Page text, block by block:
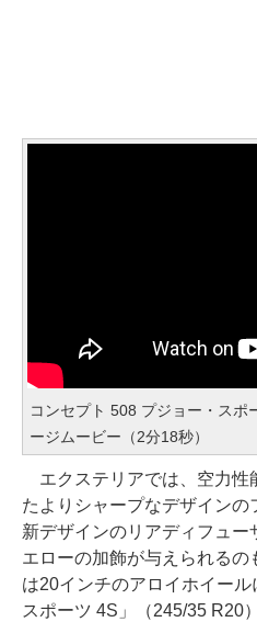
コンセプト 508 プジョー・スポ
ージムービー（2分18秒）
エクステリアでは、空力性
たよりシャープなデザインの
新デザインのリアディフュー
エローの加飾が与えられる
は20インチのアロイホイー
スポーツ 4S」（245/35 R20